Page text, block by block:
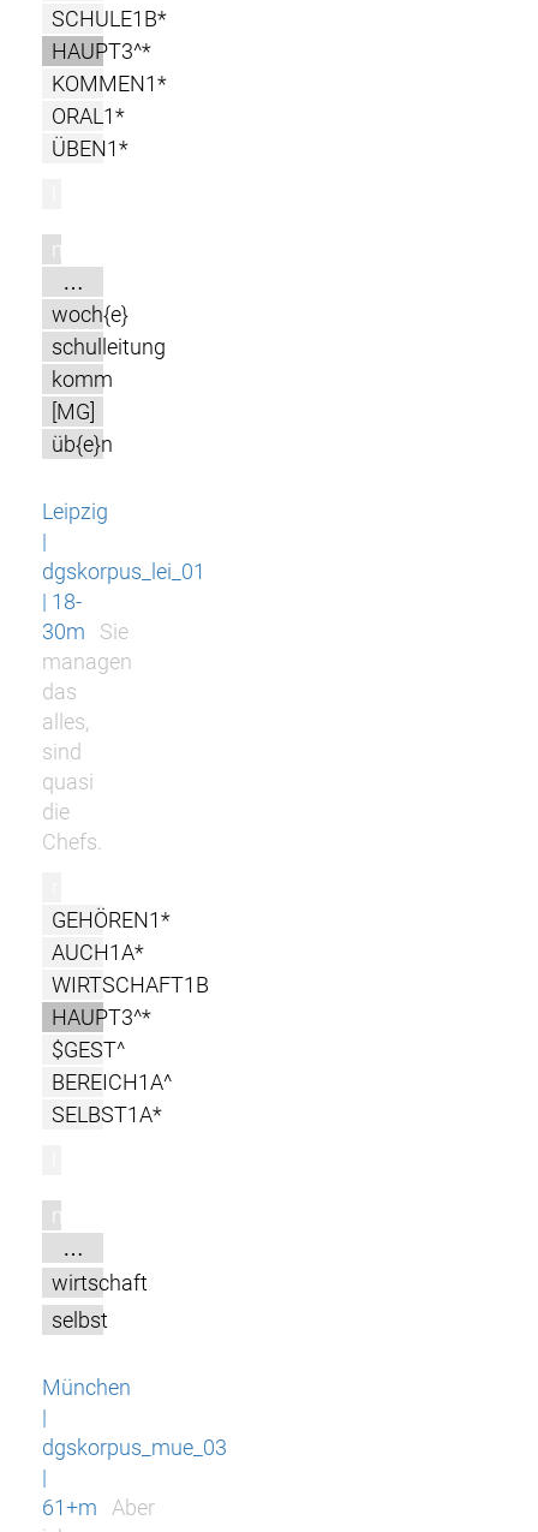
SCHULE1B*
HAUPT3^*
KOMMEN1*
ORAL1*
ÜBEN1*
m
…
woch{e}
schulleitung
komm
[MG]
üb{e}n
Leipzig
|
dgskorpus_lei_01
| 18-
30m
Sie
managen
das
alles,
sind
quasi
die
Chefs.
GEHÖREN1*
AUCH1A*
WIRTSCHAFT1B
HAUPT3^*
$GEST^
BEREICH1A^
SELBST1A*
m
…
wirtschaft
selbst
München
|
dgskorpus_mue_03
|
61+m
Aber